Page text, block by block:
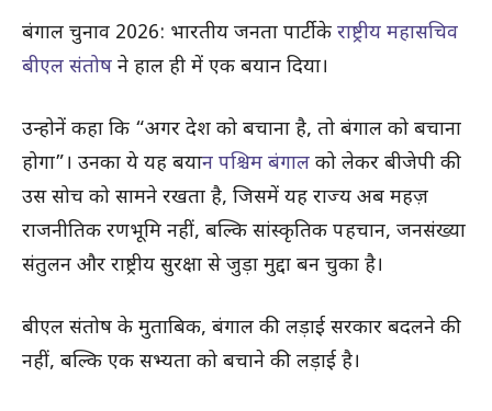
बंगाल चुनाव 2026: भारतीय जनता पार्टी के राष्ट्रीय महासचिव
बीएल संतोष ने हाल ही में एक बयान दिया।
उन्होनें कहा कि “अगर देश को बचाना है, तो बंगाल को बचाना
होगा”। उनका ये यह बयान पश्चिम बंगाल को लेकर बीजेपी की
उस सोच को सामने रखता है, जिसमें यह राज्य अब महज़
राजनीतिक रणभूमि नहीं, बल्कि सांस्कृतिक पहचान, जनसंख्या
संतुलन और राष्ट्रीय सुरक्षा से जुड़ा मुद्दा बन चुका है।
बीएल संतोष के मुताबिक, बंगाल की लड़ाई सरकार बदलने की
नहीं, बल्कि एक सभ्यता को बचाने की लड़ाई है।